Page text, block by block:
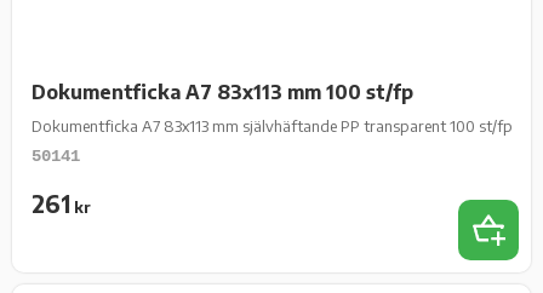
Dokumentficka A7 83x113 mm 100 st/fp
Dokumentficka A7 83x113 mm självhäftande PP transparent 100 st/fp
50141
261 kr
Add